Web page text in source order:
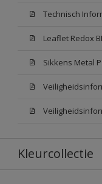
Leaflet Redox
Kleurcollectie